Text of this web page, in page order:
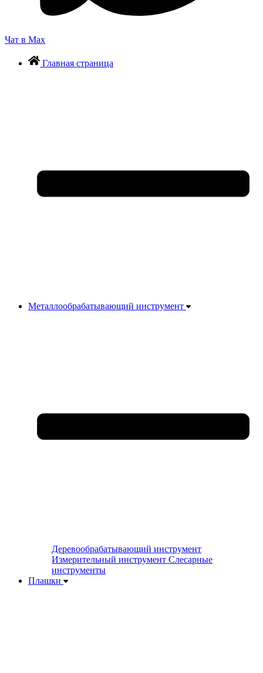
Чат в Max
Главная страница
Металлообрабатывающий инструмент
Деревообрабатывающий инструмент
Измерительный инструмент Слесарные
инструменты
Плашки